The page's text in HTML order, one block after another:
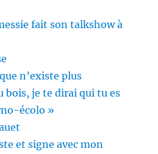
fait son talkshow à
n’existe plus
bois, je te dirai qui tu es
écolo »
et signe avec mon